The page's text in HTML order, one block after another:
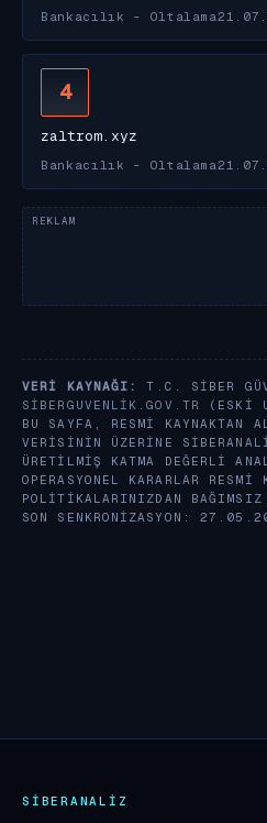
Bankacılık - Oltalama
4
zaltrom.xyz
Bankacılık - Oltalama
VERI KAYNAĞI:
T.C. SIBER
SIBERGUVENLIK.GOV.TR
(ESKI
BU SAYFA, RESMI KAYNAKTAN
VERISININ ÜZERINE
ÜRETILMIŞ KATMA DEĞERLI
OPERASYONEL KARARLAR RESMI
POLITIKALARINIZDAN BAĞIMSIZ
SON SENKRONIZASYON:
SIBERANALIZ